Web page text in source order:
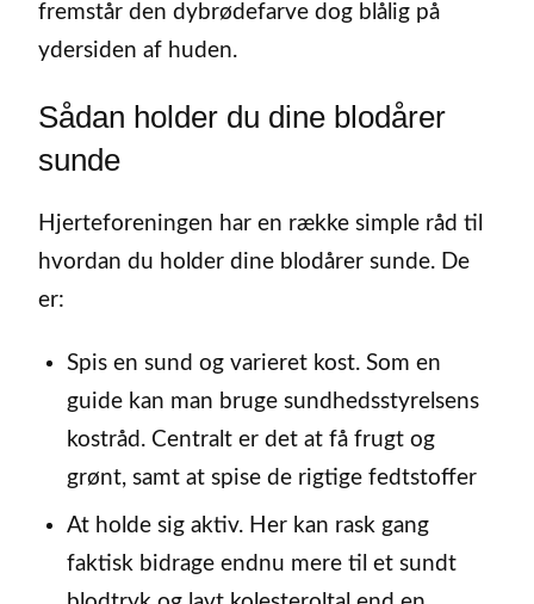
fremstår den dybrødefarve dog blålig på
ydersiden af huden.
Sådan holder du dine blodårer
sunde
Hjerteforeningen har en række simple råd til
hvordan du holder dine blodårer sunde. De
er:
Spis en sund og varieret kost. Som en
guide kan man bruge sundhedsstyrelsens
kostråd. Centralt er det at få frugt og
grønt, samt at spise de rigtige fedtstoffer
At holde sig aktiv. Her kan rask gang
faktisk bidrage endnu mere til et sundt